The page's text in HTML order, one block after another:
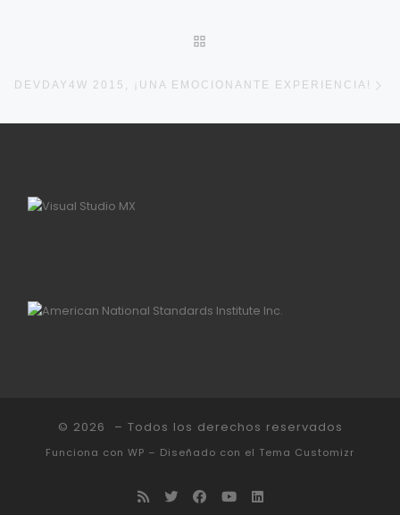
DEVDAY4W 2015, ¡UNA EMOCIONANTE EXPERIENCIA!
© 2026 – Todos los derechos reservados
Funciona con WP – Diseñado con el Tema Customizr